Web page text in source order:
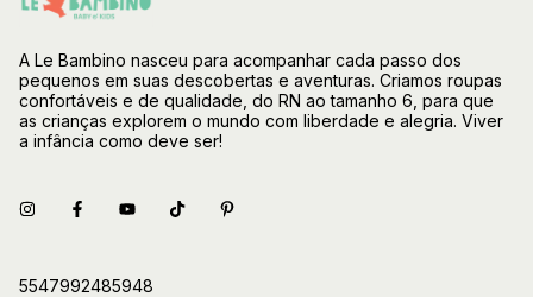
A Le Bambino nasceu para acompanhar cada passo dos
pequenos em suas descobertas e aventuras. Criamos roupas
confortáveis e de qualidade, do RN ao tamanho 6, para que
as crianças explorem o mundo com liberdade e alegria. Viver
a infância como deve ser!
5547992485948